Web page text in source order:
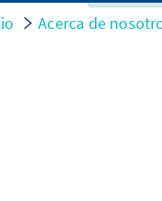
Acerca de